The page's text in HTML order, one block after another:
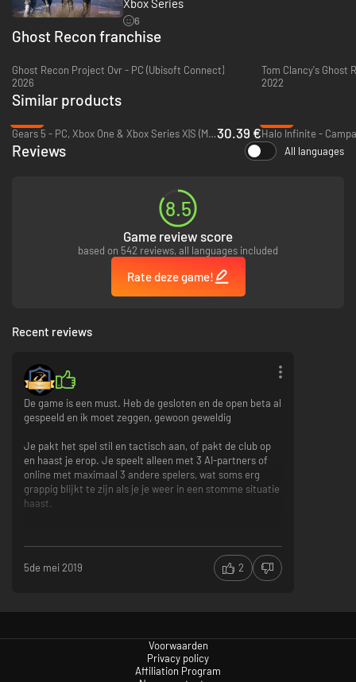
6
Ghost Recon franchise
Ghost Recon Project Ovr - PC (Ubisoft Connect)
2026
2022
Similar products
Gears 5 - PC, Xbox One & Xbox Series X|S (Microsoft Store)30.39 €
Reviews All languages
8.5
Game review score
based on 542 reviews, all languages included
Rate deze game!
Recent reviews
De game is een must. Heb de gesloten en de open beta al
gespeeld en ik moet zeggen, gewoon geweldig
Je pakt het spel stil en tactisch aan, of pakt de club op
en haast je erop. Je speelt alleen met 3 AI-partners of
online met maximaal 3 andere spelers, wat soms erg
grappig blijkt te zijn als je je weer in een stomme situatie
haast.
geworden, maar is helaas nog steeds wennen.
Dus, als je van fotograferen, tactiek, plezier, verzamelen
Good advatars male and femlale.
5de mei 2019 2
Voorwaarden
Privacy policy
Affiliation Program